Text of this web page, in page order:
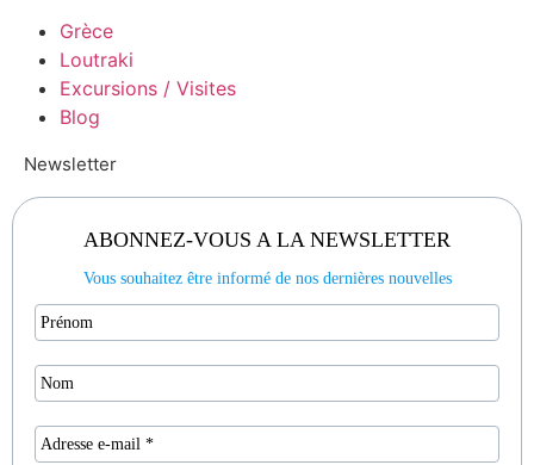
Grèce
Loutraki
Excursions / Visites
Blog
Newsletter
ABONNEZ-VOUS A LA NEWSLETTER
Vous souhaitez être informé de nos dernières nouvelles